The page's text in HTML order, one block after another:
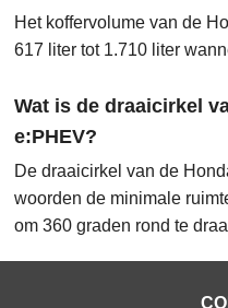
Het koffervolume van de
617 liter tot 1.710 liter
Wat is de draaicirkel
e:PHEV?
De draaicirkel van de
woorden de minimale
om 360 graden rond te